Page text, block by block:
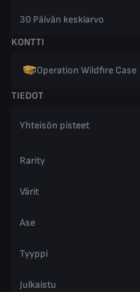
30 Päivän keskiarvo
KONTTI
Operation Wildfire Case
TIEDOT
Yhteisön pisteet
Rarity
Värit
Ase
Tyyppi
Julkaistu